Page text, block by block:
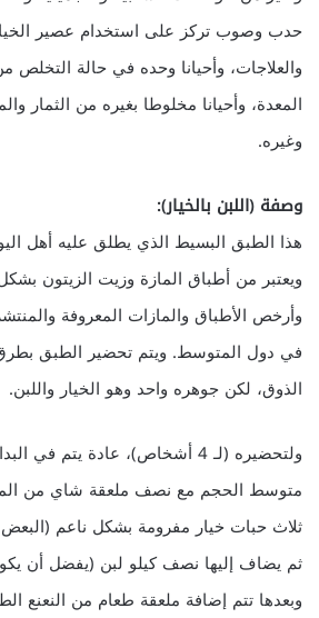
حدب وصوب تركز على استخدام عصير
والعلاجات، وأحيانا وحده في حالة
المعدة، وأحيانا مخلوطا بغيره من الثمار
وغيره.
وصفة (اللبن بالخيار):
هذا الطبق البسيط الذي يطلق عليه أهل
ويعتبر من أطباق المازة وزيت الزيتون
وأرخص الأطباق والمازات المعروفة
في دول المتوسط. ويتم تحضير الطبق
الذوق، لكن جوهره واحد وهو الخيار واللبن.
ولتحضيره (لـ 4 أشخاص)، عادة يتم
متوسط الحجم مع نصف ملعقة شاي من
ثلاث حبات خيار مفرومة بشكل ناعم
ثم يضاف إليها نصف كيلو لبن (يفضل أن
وبعدها تتم إضافة ملعقة طعام من النعنع